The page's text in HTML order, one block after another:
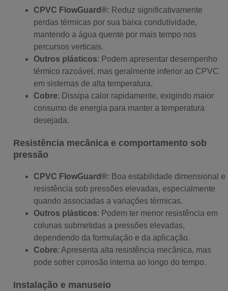
CPVC FlowGuard®: Reduz significativamente
perdas térmicas por sua baixa condutividade,
mantendo a água quente por mais tempo nos
percursos verticais.
Outros plásticos: Podem apresentar desempenho
térmico razoável, mas geralmente inferior ao CPVC
em sistemas de alta temperatura.
Cobre: Dissipa calor rapidamente, exigindo maior
consumo de energia para manter a temperatura
desejada.
Resistência mecânica e comportamento sob
pressão
CPVC FlowGuard®: Boa estabilidade dimensional e
resistência sob pressões elevadas, especialmente
quando associadas a variações térmicas.
Outros plásticos: Podem ter menor resistência em
colunas submetidas a pressões elevadas,
dependendo da formulação e da aplicação.
Cobre: Apresenta alta resistência mecânica, mas
pode sofrer corrosão interna ao longo do tempo.
Instalação e manuseio